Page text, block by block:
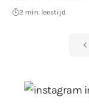
2 min. leestijd